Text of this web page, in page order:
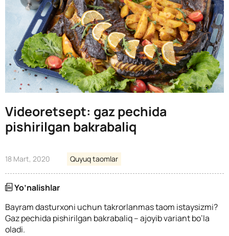
Videoretsept: gaz pechida
pishirilgan bakrabaliq
18 Mart, 2020 Quyuq taomlar
Yo’nalishlar
Bayram dasturxoni uchun takrorlanmas taom istaysizmi?
Gaz pechida pishirilgan bakrabaliq – ajoyib variant bo’la
oladi.